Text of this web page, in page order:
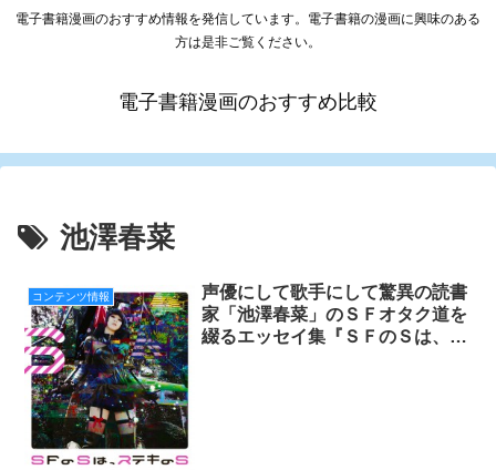
電子書籍漫画のおすすめ情報を発信しています。電子書籍の漫画に興味のある
方は是非ご覧ください。
電子書籍漫画のおすすめ比較
池澤春菜
コンテンツ情報
声優にして歌手にして驚異の読書
家「池澤春菜」のＳＦオタク道を
綴るエッセイ集『ＳＦのＳは、ス